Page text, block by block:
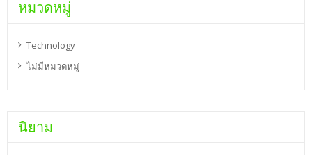
หมวดหมู่
Technology
ไม่มีหมวดหมู่
นิยาม